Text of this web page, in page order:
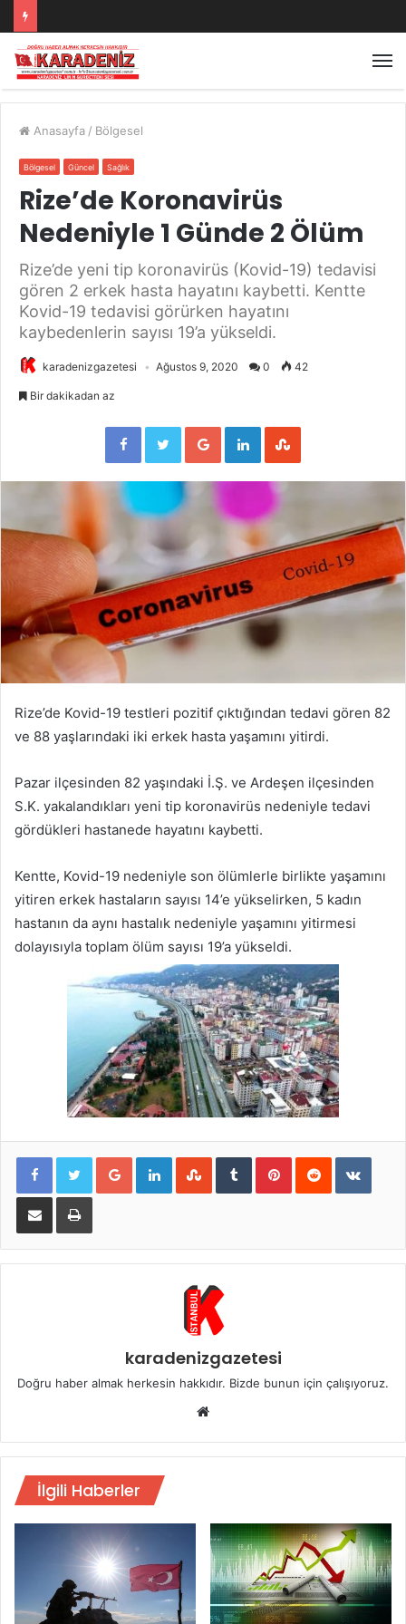
Anasayfa / Bölgesel
Bölgesel Güncel Sağlık
Rize’de Koronavirüs
Nedeniyle 1 Günde 2 Ölüm
Rize’de yeni tip koronavirüs (Kovid-19) tedavisi
gören 2 erkek hasta hayatını kaybetti. Kentte
Kovid-19 tedavisi görürken hayatını
kaybedenlerin sayısı 19’a yükseldi.
karadenizgazetesi Ağustos 9, 2020 0 42
Bir dakikadan az
FacebookTwitterGoogle+LinkedInStumbleUpon
Rize’de Kovid-19 testleri pozitif çıktığından tedavi gören 82
ve 88 yaşlarındaki iki erkek hasta yaşamını yitirdi.
Pazar ilçesinden 82 yaşındaki İ.Ş. ve Ardeşen ilçesinden
S.K. yakalandıkları yeni tip koronavirüs nedeniyle tedavi
gördükleri hastanede hayatını kaybetti.
Kentte, Kovid-19 nedeniyle son ölümlerle birlikte yaşamını
yitiren erkek hastaların sayısı 14’e yükselirken, 5 kadın
hastanın da aynı hastalık nedeniyle yaşamını yitirmesi
dolayısıyla toplam ölüm sayısı 19’a yükseldi.
Google+LinkedInStumbleUpon
TumblrPinterestReddit
E-Posta ile paylaş Yazdır
karadenizgazetesi
Doğru haber almak herkesin hakkıdır. Bizde bunun için çalışıyoruz.
Web
İlgili Haberler